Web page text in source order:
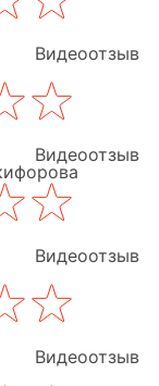
Видеоотзыв
Видеоотзыв
Видеоотзыв
Видеоотзыв